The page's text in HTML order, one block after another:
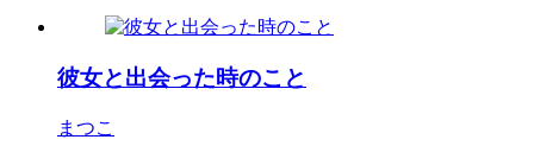
彼女と出会った時のこと
まつこ